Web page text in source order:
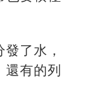
了水，
有的列